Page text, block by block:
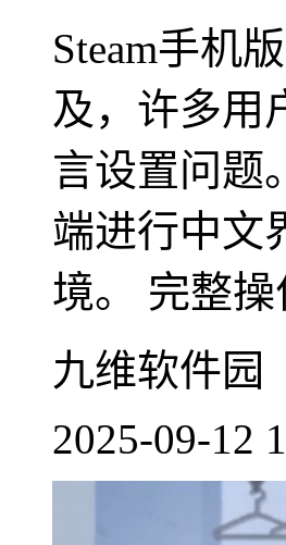
Steam手机
及，许多用
言设置问题
端进行中文
境。 完整
九维软件园
2025-09-12